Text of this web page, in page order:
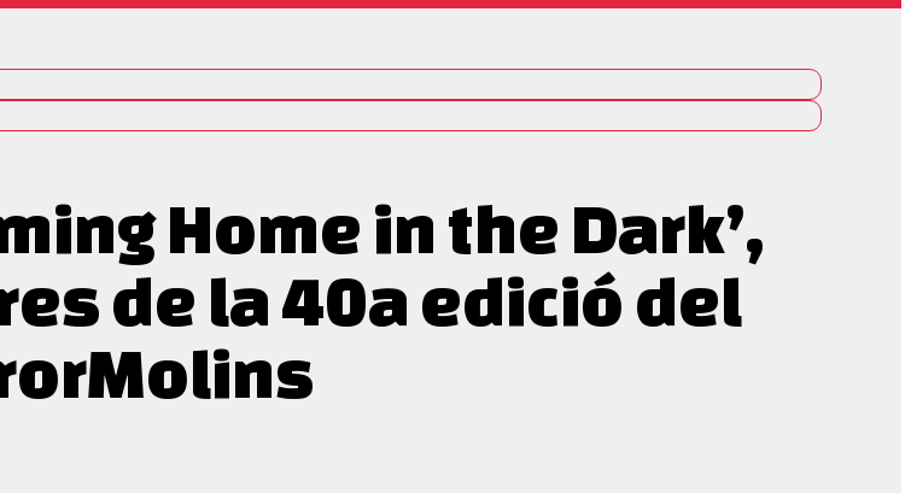
Home in the Dark’,
de la 40a edició del